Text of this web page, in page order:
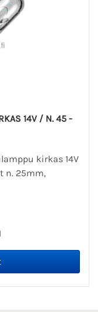
14V / N. 45 -
kirkas 14V
n. 25mm,